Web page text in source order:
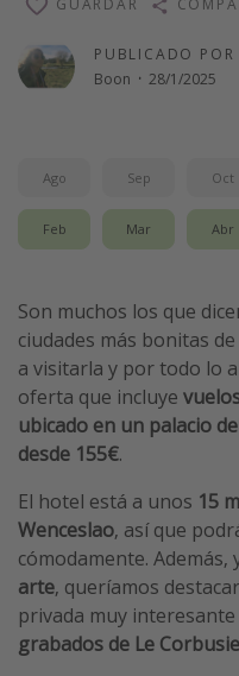
PUBLICADO POR
Boon · 28/1/2025
Ago Sep Oct
Feb Mar Abr
Son muchos los que
ciudades más bonitas de
a visitarla y por todo lo
oferta que incluye
ubicado en un palacio
desde 155€.
El hotel está a unos 15
Wenceslao, así que
cómodamente.
arte, queríamos
privada muy
grabados de Le